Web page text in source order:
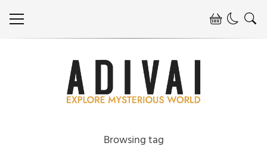
Browsing tag